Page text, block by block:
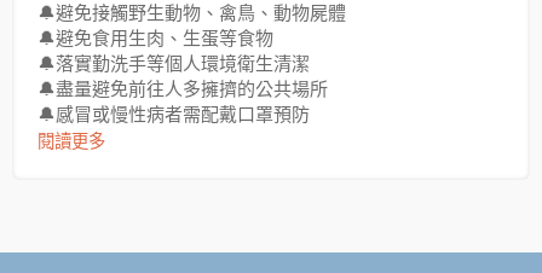
🔔避免接觸野生動物、禽鳥、動物屍體
🔔避免食用生肉、生蛋等食物
🔔落實勤洗手等個人環境衛生清潔
🔔盡量避免前往人多擁擠的公共場所
🔔感冒或慢性病者需配戴口罩預防
閱讀更多